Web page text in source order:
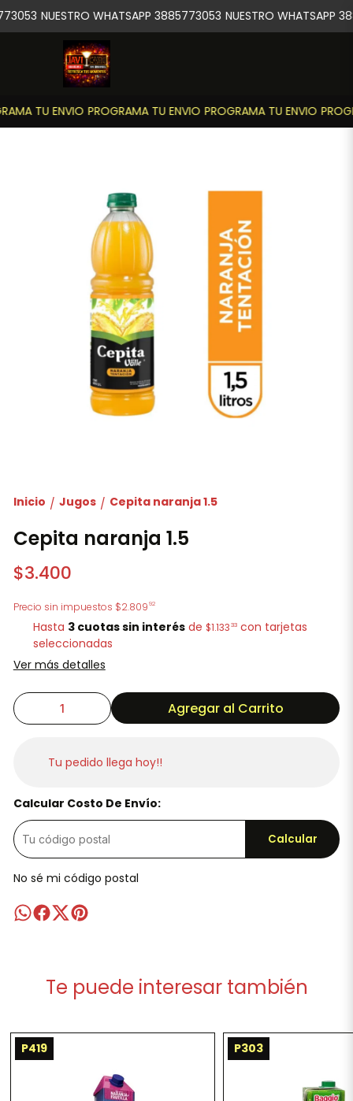
TU ENVIO PROGRAMA TU ENVIO PROGRAMA TU ENVIO
NUESTRO WHATSAPP 3885773053 NUESTRO WHATSAPP
Inicio / Jugos / Cepita naranja 1.5
Cepita naranja 1.5
$3.400
Precio sin impuestos $2.80992
Hasta 3 cuotas sin interés de $1.133 33 con tarjetas
seleccionadas
Ver más detalles
Agregar al Carrito
Tu pedido llega hoy!!
Calcular Costo De Envío:
Calcular
No sé mi código postal
Te puede interesar también
P419 P303